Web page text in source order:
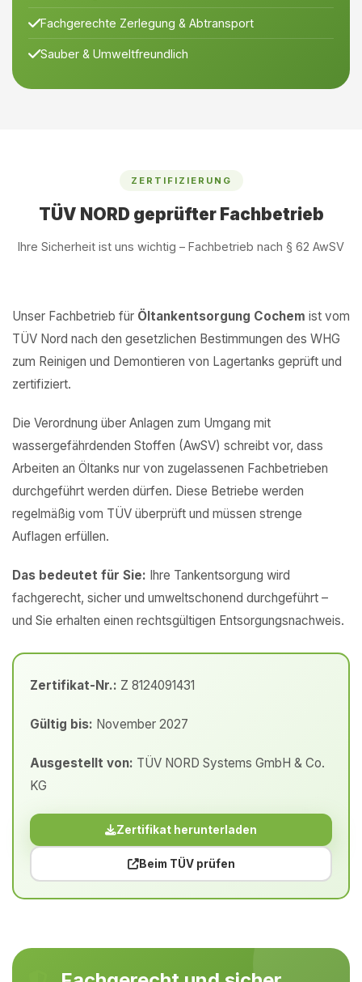
Fachgerechte Zerlegung & Abtransport
Sauber & Umweltfreundlich
ZERTIFIZIERUNG
TÜV NORD geprüfter Fachbetrieb
Ihre Sicherheit ist uns wichtig – Fachbetrieb nach § 62 AwSV
Unser Fachbetrieb für Öltankentsorgung Cochem ist vom
TÜV Nord nach den gesetzlichen Bestimmungen des WHG
zum Reinigen und Demontieren von Lagertanks geprüft und
zertifiziert.
Die Verordnung über Anlagen zum Umgang mit
wassergefährdenden Stoffen (AwSV) schreibt vor, dass
Arbeiten an Öltanks nur von zugelassenen Fachbetrieben
durchgeführt werden dürfen. Diese Betriebe werden
regelmäßig vom TÜV überprüft und müssen strenge
Auflagen erfüllen.
Das bedeutet für Sie: Ihre Tankentsorgung wird
fachgerecht, sicher und umweltschonend durchgeführt –
und Sie erhalten einen rechtsgültigen Entsorgungsnachweis.
Zertifikat-Nr.: Z 8124091431
Gültig bis: November 2027
Ausgestellt von: TÜV NORD Systems GmbH & Co.
KG
Zertifikat herunterladen
Beim TÜV prüfen